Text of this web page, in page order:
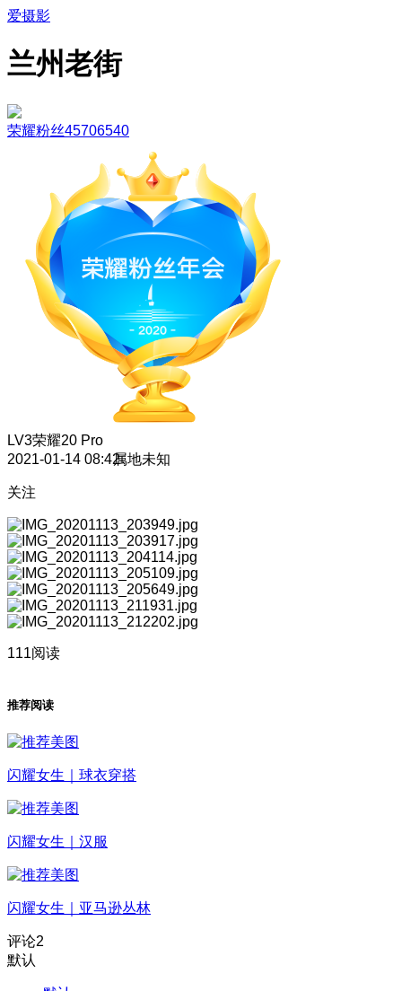
爱摄影
兰州老街
荣耀粉丝45706540
LV3荣耀20 Pro
2021-01-14 08:42属地未知
关注
111阅读
推荐阅读
闪耀女生｜球衣穿搭
闪耀女生｜汉服
闪耀女生｜亚马逊丛林
评论2
默认